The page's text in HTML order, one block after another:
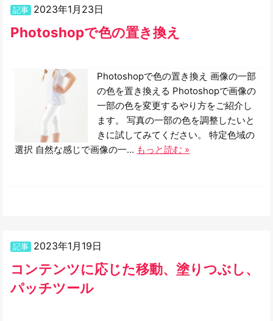
記事 2023年1月23日
Photoshopで色の置き換え
Photoshopで色の置き換え 画像の一部
の色を置き換える Photoshopで画像の
一部の色を変更するやり方をご紹介し
ます。 写真の一部の色を調整したいと
きに試してみてください。 特定色域の
選択 自然な感じで画像の一… もっと読む »
記事 2023年1月19日
コンテンツに応じた移動、塗りつぶし、
パッチツール